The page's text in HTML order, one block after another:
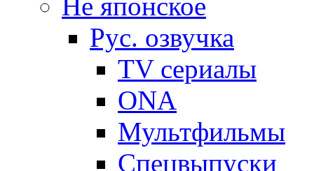
Рус. озвучка
TV сериалы
ONA
Мультфильмы
Спецвыпуски